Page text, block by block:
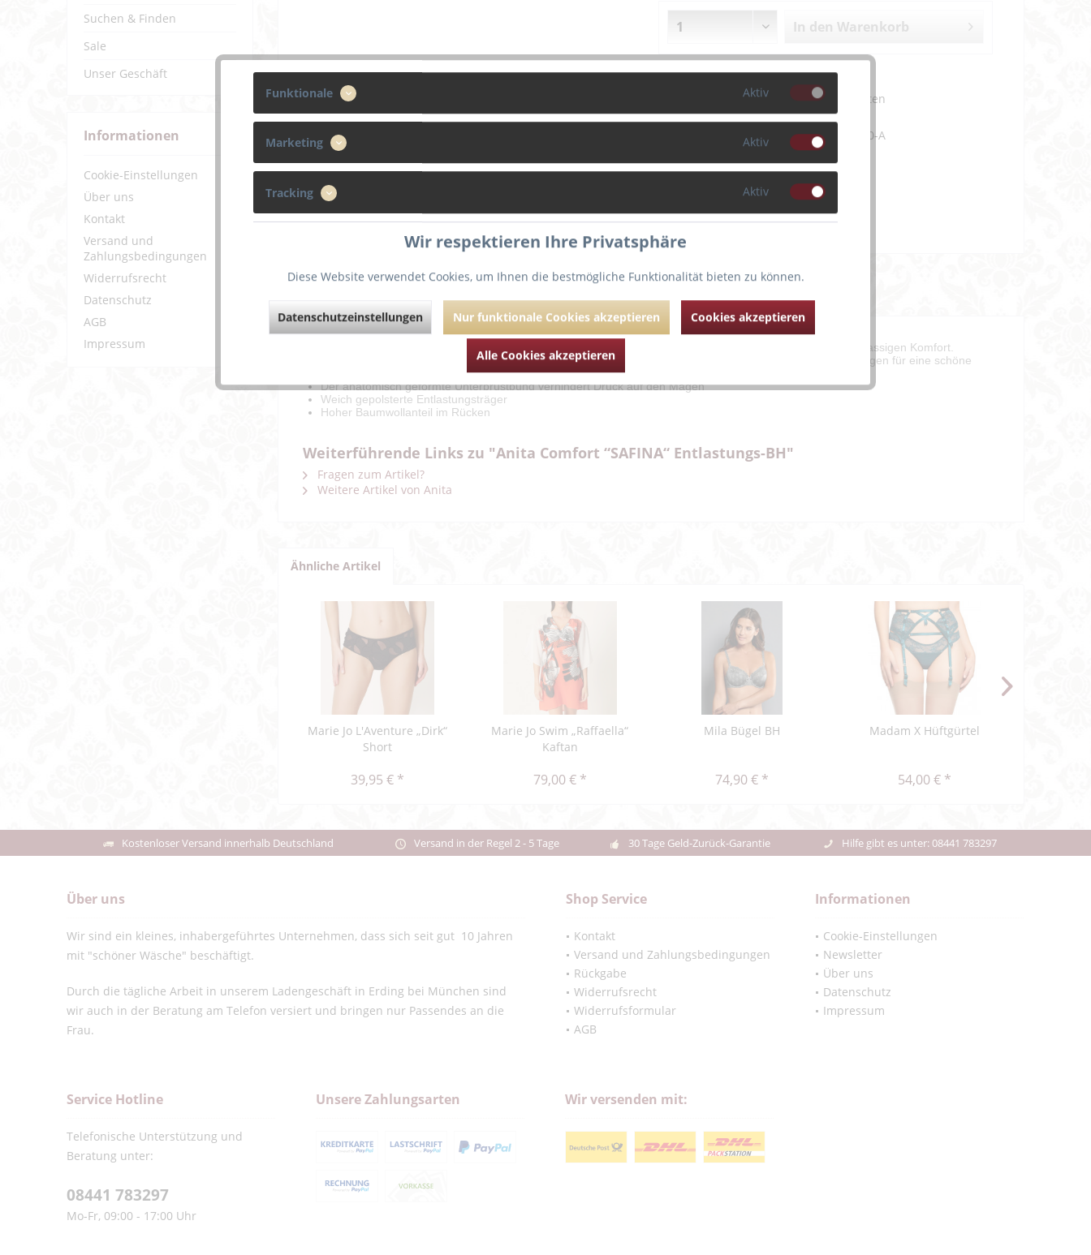
Suchen & Finden
Sale
Unser Geschäft
Informationen
Cookie-Einstellungen
Über uns
Kontakt
Versand und
Zahlungsbedingungen
Widerrufsrecht
Datenschutz
AGB
Impressum
In den Warenkorb
Fragen zum Artikel?
Bewerten
5448-schwarz-100-A
Bewertungen 0
Der Entlastungs-BH der Serie SAFINA ist optisch nicht nur sehr anmutend, sondern bietet auch noch erstklassigen Komfort.
Die dreigeteilten Cups mit transparenter Stickerei, die im Bereich der Brustspitze blickdicht unterlegt ist, sorgen für eine schöne
Der anatomisch geformte Unterbrustbund verhindert Druck auf den Magen
Weich gepolsterte Entlastungsträger
Hoher Baumwollanteil im Rücken
Weiterführende Links zu "Anita Comfort “SAFINA“ Entlastungs-BH"
Fragen zum Artikel?
Weitere Artikel von Anita
Ähnliche Artikel
Marie Jo L'Aventure „Dirk“
Short
39,95 € *
Marie Jo Swim „Raffaella“
Kaftan
79,00 € *
Mila Bügel BH
74,90 € *
Madam X Hüftgürtel
54,00 € *
Kostenloser Versand innerhalb Deutschland Versand in der Regel 2 - 5 Tage 30 Tage Geld-Zurück-Garantie Hilfe gibt es unter: 08441 783297
Über uns
Wir sind ein kleines, inhabergeführtes Unternehmen, dass sich seit gut 10 Jahren
mit "schöner Wäsche" beschäftigt.
Durch die tägliche Arbeit in unserem Ladengeschäft in Erding bei München sind
wir auch in der Beratung am Telefon versiert und bringen nur Passendes an die
Frau.
Shop Service
Kontakt
Versand und Zahlungsbedingungen
Rückgabe
Widerrufsrecht
Widerrufsformular
AGB
Informationen
Cookie-Einstellungen
Newsletter
Über uns
Datenschutz
Impressum
Service Hotline
Telefonische Unterstützung und
Beratung unter:
08441 783297
Mo-Fr, 09:00 - 17:00 Uhr
Unsere Zahlungsarten Wir versenden mit:
Funktionale Aktiv
Marketing Aktiv
Tracking Aktiv
Wir respektieren Ihre Privatsphäre
Diese Website verwendet Cookies, um Ihnen die bestmögliche Funktionalität bieten zu können.
Datenschutzeinstellungen Nur funktionale Cookies akzeptieren Cookies akzeptieren
Alle Cookies akzeptieren